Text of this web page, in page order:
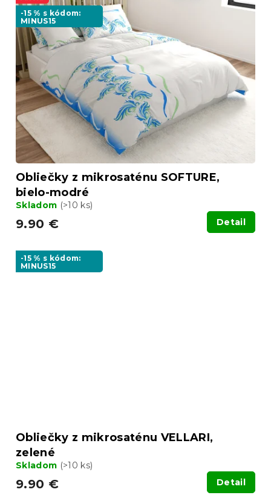
-15 % s kódom:
MINUS15
Obliečky z mikrosaténu SOFTURE,
bielo-modré
Skladom (>10 ks)
9.90 € Detail
-15 % s kódom:
MINUS15
Obliečky z mikrosaténu VELLARI,
zelené
Skladom (>10 ks)
9.90 € Detail